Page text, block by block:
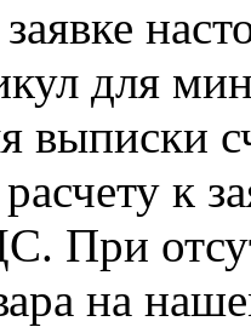
для
выписки
к
При
на